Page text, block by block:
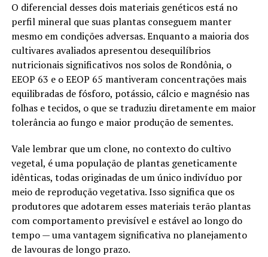
O diferencial desses dois materiais genéticos está no
perfil mineral que suas plantas conseguem manter
mesmo em condições adversas. Enquanto a maioria dos
cultivares avaliados apresentou desequilíbrios
nutricionais significativos nos solos de Rondônia, o
EEOP 63 e o EEOP 65 mantiveram concentrações mais
equilibradas de fósforo, potássio, cálcio e magnésio nas
folhas e tecidos, o que se traduziu diretamente em maior
tolerância ao fungo e maior produção de sementes.
Vale lembrar que um clone, no contexto do cultivo
vegetal, é uma população de plantas geneticamente
idênticas, todas originadas de um único indivíduo por
meio de reprodução vegetativa. Isso significa que os
produtores que adotarem esses materiais terão plantas
com comportamento previsível e estável ao longo do
tempo — uma vantagem significativa no planejamento
de lavouras de longo prazo.